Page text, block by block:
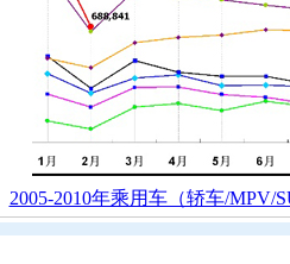
2005-2010年乘用车（轿车/